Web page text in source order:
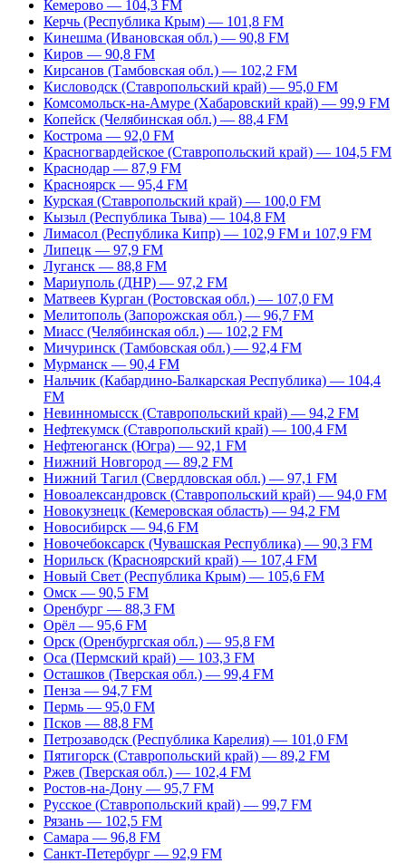
Кемерово — 104,3 FM
Керчь (Республика Крым) — 101,8 FM
Кинешма (Ивановская обл.) — 90,8 FM
Киров — 90,8 FM
Кирсанов (Тамбовская обл.) — 102,2 FM
Кисловодск (Ставропольский край) — 95,0 FM
Комсомольск-на-Амуре (Хабаровский край) — 99,9 FM
Копейск (Челябинская обл.) — 88,4 FM
Кострома — 92,0 FM
Красногвардейское (Ставропольский край) — 104,5 FM
Краснодар — 87,9 FM
Красноярск — 95,4 FM
Курская (Ставропольский край) — 100,0 FM
Кызыл (Республика Тыва) — 104,8 FM
Лимасол (Республика Кипр) — 102,9 FM и 107,9 FM
Липецк — 97,9 FM
Луганск — 88,8 FM
Мариуполь (ДНР) — 97,2 FM
Матвеев Курган (Ростовская обл.) — 107,0 FM
Мелитополь (Запорожская обл.) — 96,7 FM
Миасс (Челябинская обл.) — 102,2 FM
Мичуринск (Тамбовская обл.) — 92,4 FM
Мурманск — 90,4 FM
Нальчик (Кабардино-Балкарская Республика) — 104,4
FM
Невинномысск (Ставропольский край) — 94,2 FM
Нефтекумск (Ставропольский край) — 100,4 FM
Нефтеюганск (Югра) — 92,1 FM
Нижний Новгород — 89,2 FM
Нижний Тагил (Свердловская обл.) — 97,1 FM
Новоалександровск (Ставропольский край) — 94,0 FM
Новокузнецк (Кемеровская область) — 94,2 FM
Новосибирск — 94,6 FM
Новочебоксарск (Чувашская Республика) — 90,3 FM
Норильск (Красноярский край) — 107,4 FM
Новый Свет (Республика Крым) — 105,6 FM
Омск — 90,5 FM
Оренбург — 88,3 FM
Орёл — 95,6 FM
Орск (Оренбургская обл.) — 95,8 FM
Оса (Пермский край) — 103,3 FM
Осташков (Тверская обл.) — 99,4 FM
Пенза — 94,7 FM
Пермь — 95,0 FM
Псков — 88,8 FM
Петрозаводск (Республика Карелия) — 101,0 FM
Пятигорск (Ставропольский край) — 89,2 FM
Ржев (Тверская обл.) — 102,4 FM
Ростов-на-Дону — 95,7 FM
Русское (Ставропольский край) — 99,7 FM
Рязань — 102,5 FM
Самара — 96,8 FM
Санкт-Петербург — 92,9 FM